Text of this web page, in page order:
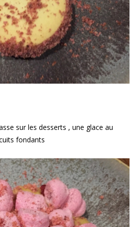
sur les desserts , une glace au
fondants